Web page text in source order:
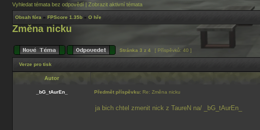
Vyhledat témata bez odpovědí | Zobrazit aktivní témata
Obsah fóra » FPScore 1.35b » O hře
Změna nicku
Stránka 3 z 4 [ Příspěvků: 40 ]
Verze pro tisk
Autor
_bG_tAurEn_ Předmět příspěvku: Re: Změna nicku
ja bich chtel zmenit nick z TaureN na/ _bG_tAurEn_